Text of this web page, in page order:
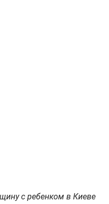
с ребенком в Киеве